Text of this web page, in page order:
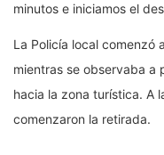
minutos e iniciamos el
La Policía local comenzó
mientras se observaba a
hacia la zona turística. A
comenzaron la retirada.